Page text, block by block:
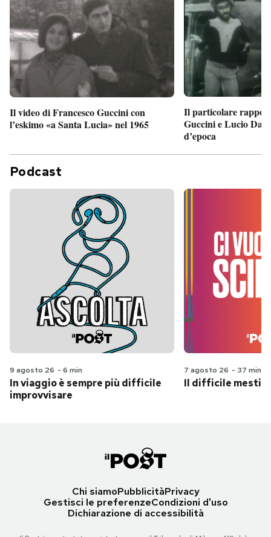
Il video di Francesco Guccini con
l’eskimo «a Santa Lucia» nel 1965
Il particolare
Guccini e Lucio
d’epoca
Podcast
9 agosto 26 - 6 min
In viaggio è sempre più difficile
improvvisare
7 agosto 26 - 37 min
Il difficile
Chi siamoPubblicitàPrivacy
Gestisci le preferenzeCondizioni d'uso
Dichiarazione di accessibilità